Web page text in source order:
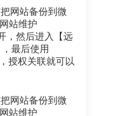
，然后进入【远
最后使用
授权关联就可以